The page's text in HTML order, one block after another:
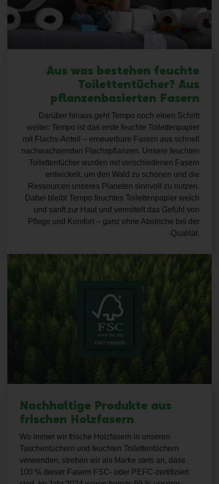
Aus was bestehen feuchte
Toilettentücher? Aus
pflanzenbasierten Fasern
Darüber hinaus geht Tempo noch einen Schritt
weiter: Tempo ist das erste feuchte Toilettenpapier
mit Flachs-Anteil – erneuerbare Fasern aus schnell
nachwachsenden Flachspflanzen. Unsere feuchten
Toilettentücher wurden mit verschiedenen Fasern
entwickelt, um den Wald zu schonen und die
Ressourcen unseres Planeten sinnvoll zu nutzen.
Dabei bleibt Tempo feuchtes Toilettenpapier weich
und sanft zur Haut und vermittelt das Gefühl von
Pflege und Komfort – ganz ohne Abstriche bei der
Qualität.
Nachhaltige Produkte aus
frischen Holzfasern
Wo immer wir frische Holzfasern in unseren
Taschentüchern und feuchten Toilettentüchern
verwenden, streben wir als Marke stets an, dass
100 % dieser Fasern FSC- oder PEFC-zertifiziert